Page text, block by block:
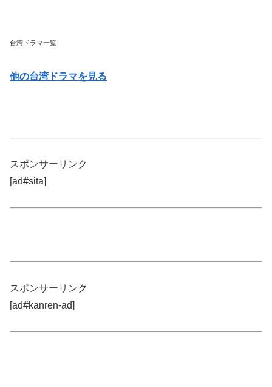
台湾ドラマ一覧
他の台湾ドラマを見る
スポンサーリンク
[ad#sita]
スポンサーリンク
[ad#kanren-ad]